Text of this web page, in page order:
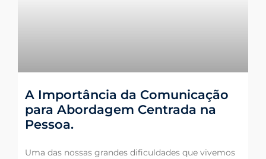
A Importância da Comunicação
para Abordagem Centrada na
Pessoa.
Uma das nossas grandes dificuldades que vivemos